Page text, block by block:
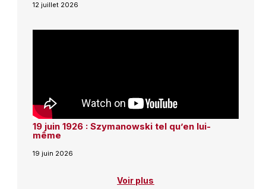
12 juillet 2026
19 juin 1926 : Szymanowski tel qu’en lui-
même
19 juin 2026
Voir plus